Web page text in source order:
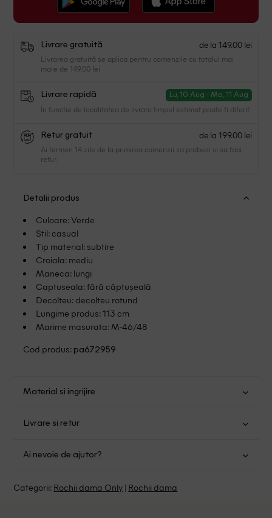
Livrare gratuită de la 149.00 lei
Livrarea gratuită se aplica pentru comenzile cu totalul mai
mare de 149.00 lei
Livrare rapidă Lu, 10 Aug - Ma, 11 Aug
In functie de localitatea de livrare timpul estimat poate fi diferit.
Retur gratuit de la 199.00 lei
Ai termen 14 zile de la primirea comenzii sa probezi si sa faci
retur.
Detalii produs
Culoare: Verde
Stil: casual
Tip material: subtire
Croiala: mediu
Maneca: lungi
Captuseala: fără căptușeală
Decolteu: decolteu rotund
Lungime produs: 113 cm
Marime masurata: M-46/48
Cod produs: pa672959
Material si ingrijire
Nu folositi inalbitor
Nu uscati in uscator
Curatati delicat cu percloretilena
Livrare si retur
mare de 149.00 lei.
Ai nevoie de ajutor?
Categorii: Rochii dama Only | Rochii dama